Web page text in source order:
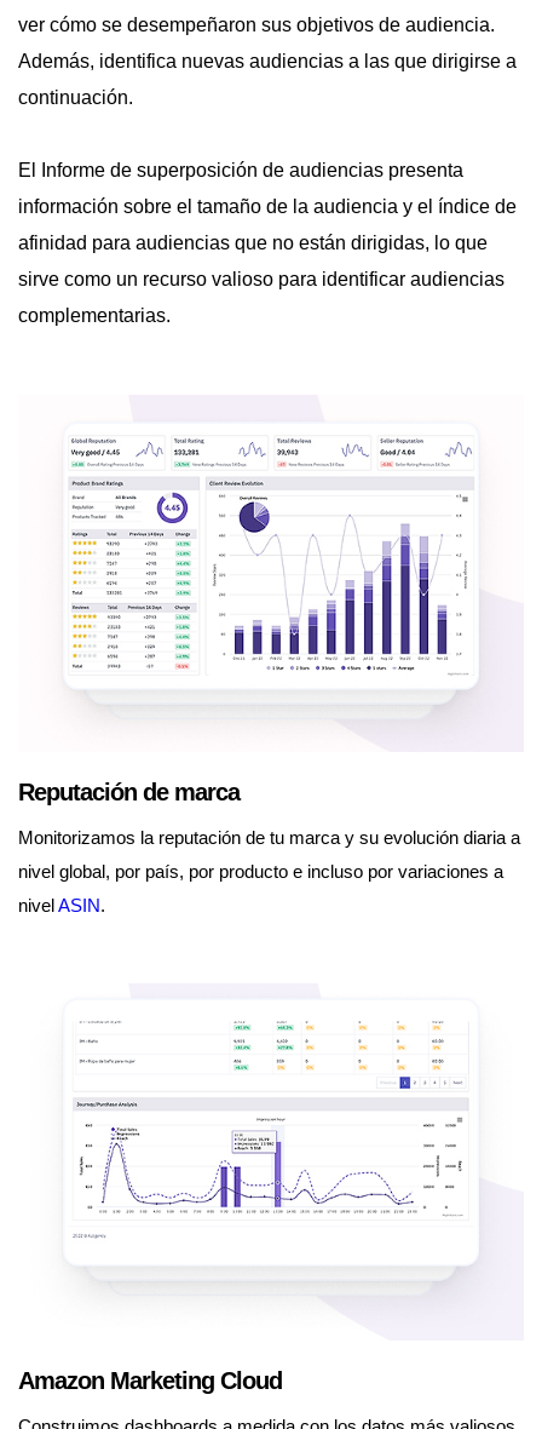
ver cómo se desempeñaron sus objetivos de audiencia.
Además, identifica nuevas audiencias a las que dirigirse a
continuación.
El Informe de superposición de audiencias presenta
información sobre el tamaño de la audiencia y el índice de
afinidad para audiencias que no están dirigidas, lo que
sirve como un recurso valioso para identificar audiencias
complementarias.
Reputación de marca
Monitorizamos la reputación de tu marca y su evolución diaria a
nivel global, por país, por producto e incluso por variaciones a
nivelASIN.
Amazon Marketing Cloud